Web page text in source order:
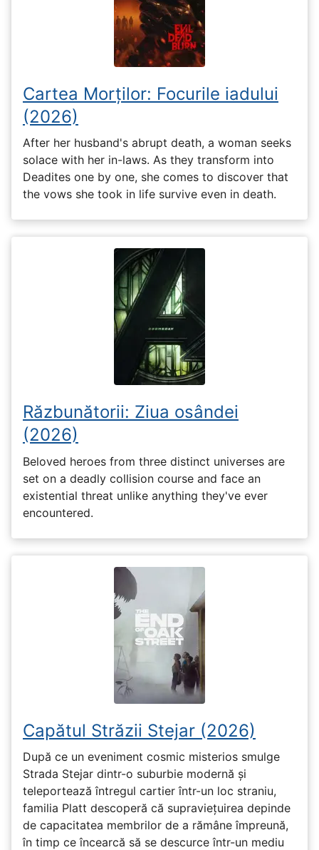
Cartea Morților: Focurile iadului
(2026)
After her husband's abrupt death, a woman seeks
solace with her in-laws. As they transform into
Deadites one by one, she comes to discover that
the vows she took in life survive even in death.
Răzbunătorii: Ziua osândei
(2026)
Beloved heroes from three distinct universes are
set on a deadly collision course and face an
existential threat unlike anything they've ever
encountered.
Capătul Străzii Stejar (2026)
După ce un eveniment cosmic misterios smulge
Strada Stejar dintr-o suburbie modernă și
teleportează întregul cartier într-un loc straniu,
familia Platt descoperă că supraviețuirea depinde
de capacitatea membrilor de a rămâne împreună,
în timp ce încearcă să se descurce într-un mediu